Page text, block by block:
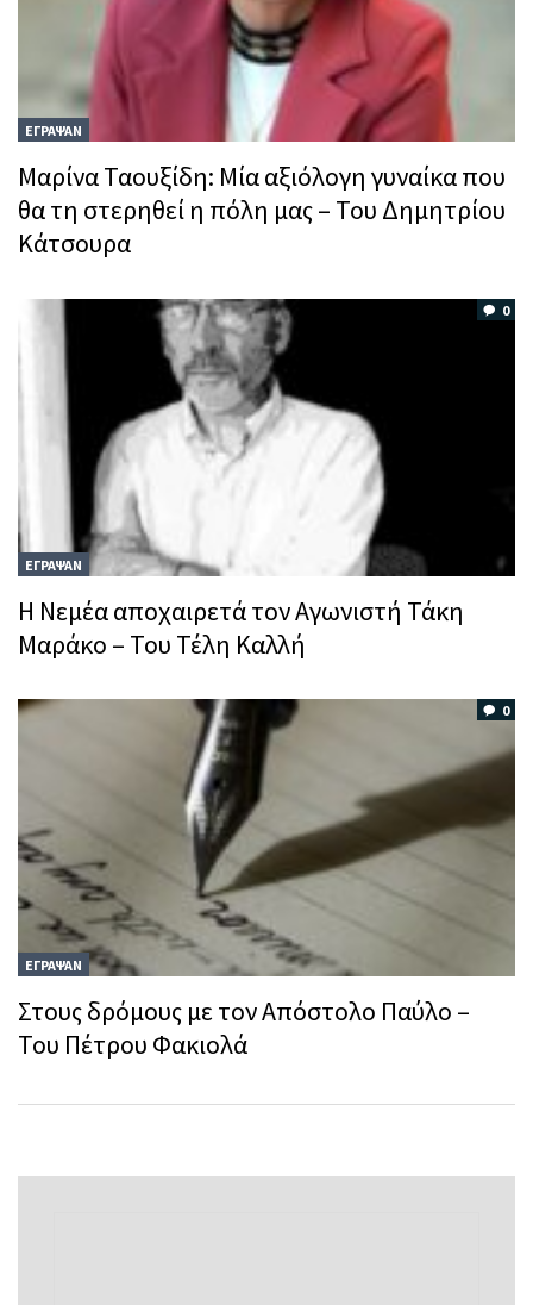
ΕΓΡΑΨΑΝ
Μαρίνα Ταουξίδη: Μία αξιόλογη γυναίκα που
θα τη στερηθεί η πόλη μας – Toυ Δημητρίου
Κάτσουρα
0
ΕΓΡΑΨΑΝ
Η Νεμέα αποχαιρετά τον Αγωνιστή Τάκη
Μαράκο – Του Τέλη Καλλή
0
ΕΓΡΑΨΑΝ
Στους δρόμους με τον Απόστολο Παύλο –
Του Πέτρου Φακιολά